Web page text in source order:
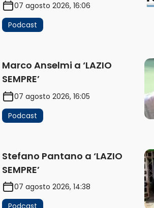
07 agosto 2026, 16:06
Podcast
Marco Anselmi a ‘LAZIO
SEMPRE’
07 agosto 2026, 16:05
Podcast
Stefano Pantano a ‘LAZIO
SEMPRE’
07 agosto 2026, 14:38
Podcast